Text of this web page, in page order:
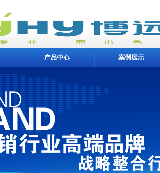
产品中心 案例展示